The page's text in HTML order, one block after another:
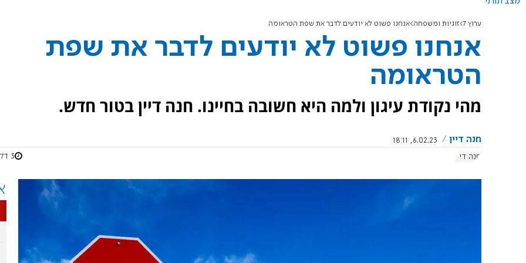
ערוץ 7 זוגיות ומשפחה אנחנו פשוט לא יודעים לדבר את שפת הטראומה
אנחנו פשוט לא יודעים לדבר את שפת
הטראומה
מהי נקודת עיגון ולמה היא חשובה בחיינו. חנה דיין בטור חדש.
חנה דיין
6.02.23, 18:11
חנה דיין
3 דקות